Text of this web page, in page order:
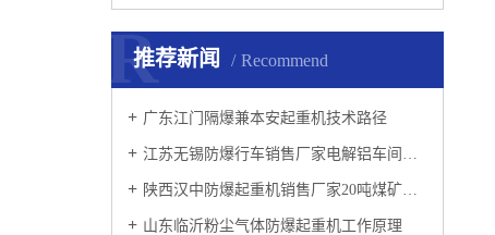
推荐新闻 Recommend
R
广东江门隔爆兼本安起重机技术路径
江苏无锡防爆行车销售厂家电解铝车间防爆起重机工作原理
陕西汉中防爆起重机销售厂家20吨煤矿井下防爆行车
山东临沂粉尘气体防爆起重机工作原理